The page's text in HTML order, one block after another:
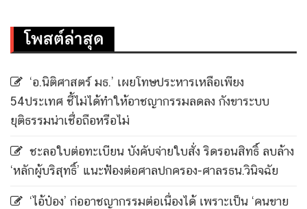
โพสต์ล่าสุด
‘อ.นิติศาสตร์ มธ.’ เผยโทษประหารเหลือเพียง
54ประเทศ ชี้ไม่ได้ทำให้อาชญากรรมลดลง กังขาระบบ
ยุติธรรมน่าเชื่อถือหรือไม่
ชะลอใบต่อทะเบียน บังคับจ่ายใบสั่ง ริดรอนสิทธิ์ ลบล้าง
‘หลักผู้บริสุทธิ์’ แนะฟ้องต่อศาลปกครอง-ศาลรธน.วินิจฉัย
‘ไอ้ป๋อง’ ก่ออาชญากรรมต่อเนื่องได้ เพราะเป็น ‘คนขาย